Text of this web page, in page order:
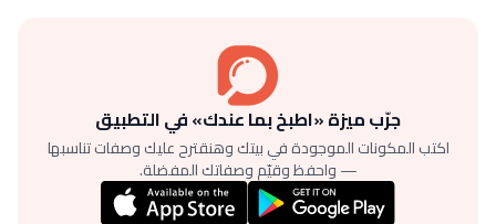
جرّب ميزة «اطبخ بما عندك» في التطبيق
اكتب المكونات الموجودة في بيتك وهنقترح عليك وصفات تناسبها
— واحفظ وقيّم وصفاتك المفضلة.